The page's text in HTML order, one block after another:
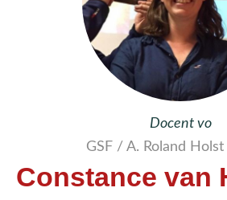
Docent vo
GSF / A. Roland Holst
Constance van